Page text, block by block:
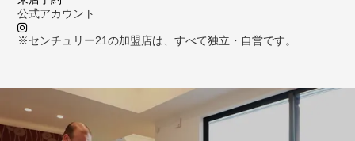
公式アカウント
※センチュリー21の加盟店は、すべて独立・自営です。